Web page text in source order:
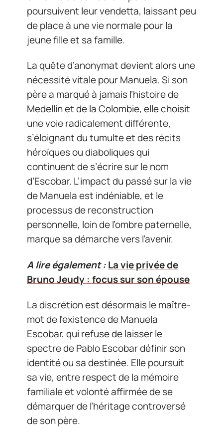
poursuivent leur vendetta, laissant peu
de place à une vie normale pour la
jeune fille et sa famille.
La quête d’anonymat devient alors une
nécessité vitale pour Manuela. Si son
père a marqué à jamais l’histoire de
Medellín et de la Colombie, elle choisit
une voie radicalement différente,
s’éloignant du tumulte et des récits
héroïques ou diaboliques qui
continuent de s’écrire sur le nom
d’Escobar. L’impact du passé sur la vie
de Manuela est indéniable, et le
processus de reconstruction
personnelle, loin de l’ombre paternelle,
marque sa démarche vers l’avenir.
A lire également :La vie privée de
Bruno Jeudy : focus sur son épouse
La discrétion est désormais le maître-
mot de l’existence de Manuela
Escobar, qui refuse de laisser le
spectre de Pablo Escobar définir son
identité ou sa destinée. Elle poursuit
sa vie, entre respect de la mémoire
familiale et volonté affirmée de se
démarquer de l’héritage controversé
de son père.